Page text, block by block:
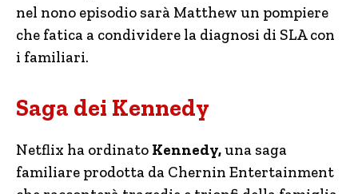
nel nono episodio sarà Matthew un pompiere
che fatica a condividere la diagnosi di SLA con
i familiari.
Saga dei Kennedy
Netflix ha ordinato Kennedy,una saga
familiare prodotta da Chernin Entertainment